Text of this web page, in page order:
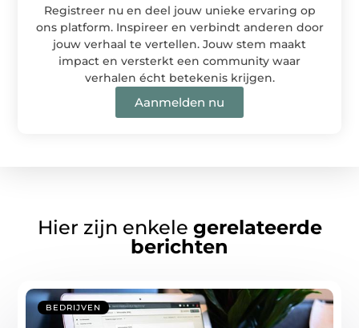
Registreer nu en deel jouw unieke ervaring op
ons platform. Inspireer en verbindt anderen door
jouw verhaal te vertellen. Jouw stem maakt
impact en versterkt een community waar
verhalen écht betekenis krijgen.
Aanmelden nu
Hier zijn enkele gerelateerde
berichten
BEDRIJVEN